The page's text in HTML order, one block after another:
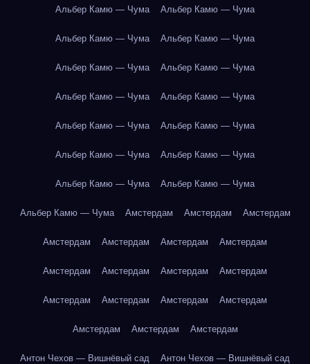
Альбер Камю — Чума Альбер Камю — Чума
Альбер Камю — Чума Альбер Камю — Чума
Альбер Камю — Чума Альбер Камю — Чума
Альбер Камю — Чума Альбер Камю — Чума
Альбер Камю — Чума Альбер Камю — Чума
Альбер Камю — Чума Альбер Камю — Чума
Альбер Камю — Чума Альбер Камю — Чума
Альбер Камю — Чума Амстердам Амстердам Амстердам
Амстердам Амстердам Амстердам Амстердам
Амстердам Амстердам Амстердам Амстердам
Амстердам Амстердам Амстердам Амстердам
Амстердам Амстердам Амстердам
Антон Чехов — Вишнёвый сад Антон Чехов — Вишнёвый сад